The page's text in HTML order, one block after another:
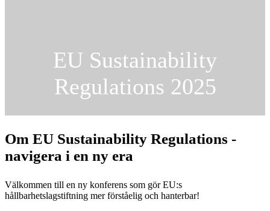
EU Sustainability
Regulations 2025
Om EU Sustainability Regulations -
navigera i en ny era
Välkommen till en ny konferens som gör EU:s
hållbarhetslagstiftning mer förståelig och hanterbar!